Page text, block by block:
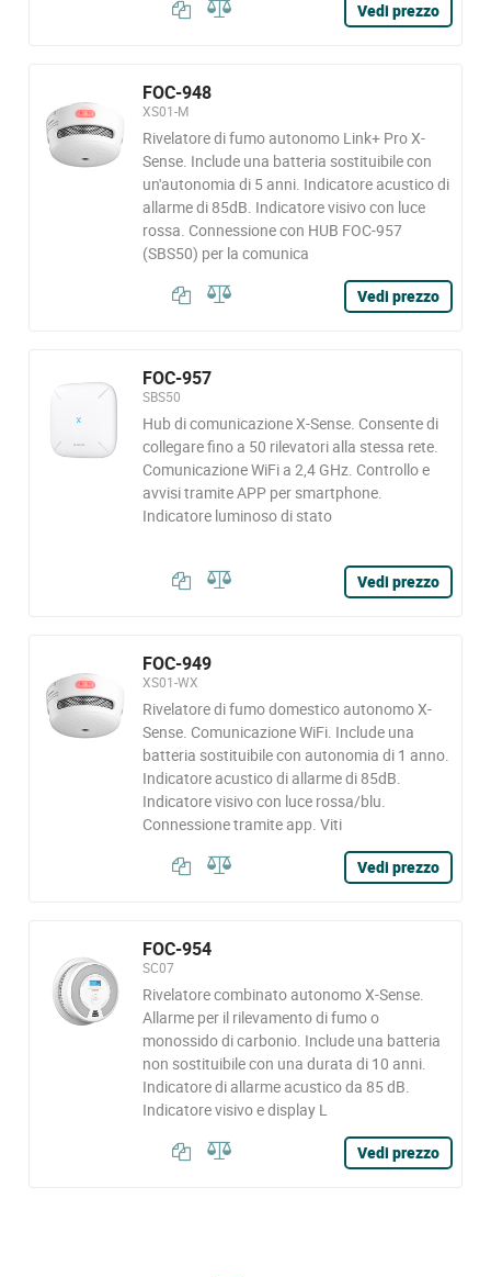
Vedi prezzo
FOC-948
XS01-M
Rivelatore di fumo autonomo Link+ Pro X-
Sense. Include una batteria sostituibile con
un'autonomia di 5 anni. Indicatore acustico di
allarme di 85dB. Indicatore visivo con luce
rossa. Connessione con HUB FOC-957
(SBS50) per la comunica
Vedi prezzo
FOC-957
SBS50
Hub di comunicazione X-Sense. Consente di
collegare fino a 50 rilevatori alla stessa rete.
Comunicazione WiFi a 2,4 GHz. Controllo e
avvisi tramite APP per smartphone.
Indicatore luminoso di stato
Vedi prezzo
FOC-949
XS01-WX
Rivelatore di fumo domestico autonomo X-
Sense. Comunicazione WiFi. Include una
batteria sostituibile con autonomia di 1 anno.
Indicatore acustico di allarme di 85dB.
Indicatore visivo con luce rossa/blu.
Connessione tramite app. Viti
Vedi prezzo
FOC-954
SC07
Rivelatore combinato autonomo X-Sense.
Allarme per il rilevamento di fumo o
monossido di carbonio. Include una batteria
non sostituibile con una durata di 10 anni.
Indicatore di allarme acustico da 85 dB.
Indicatore visivo e display L
Vedi prezzo